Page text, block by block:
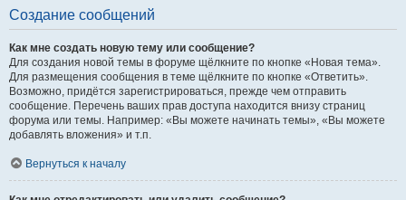
Создание сообщений
Как мне создать новую тему или сообщение?
Для создания новой темы в форуме щёлкните по кнопке «Новая тема».
Для размещения сообщения в теме щёлкните по кнопке «Ответить».
Возможно, придётся зарегистрироваться, прежде чем отправить
сообщение. Перечень ваших прав доступа находится внизу страниц
форума или темы. Например: «Вы можете начинать темы», «Вы можете
добавлять вложения» и т.п.
Вернуться к началу